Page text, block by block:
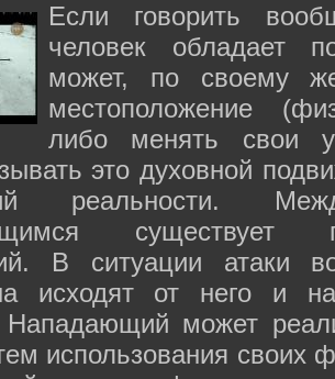
Если говорить
человек обладает
может, по своему
местоположение
либо менять свои
это духовной
реальности.
существует
В ситуации атаки
исходят от него и
Нападающий может
использования своих